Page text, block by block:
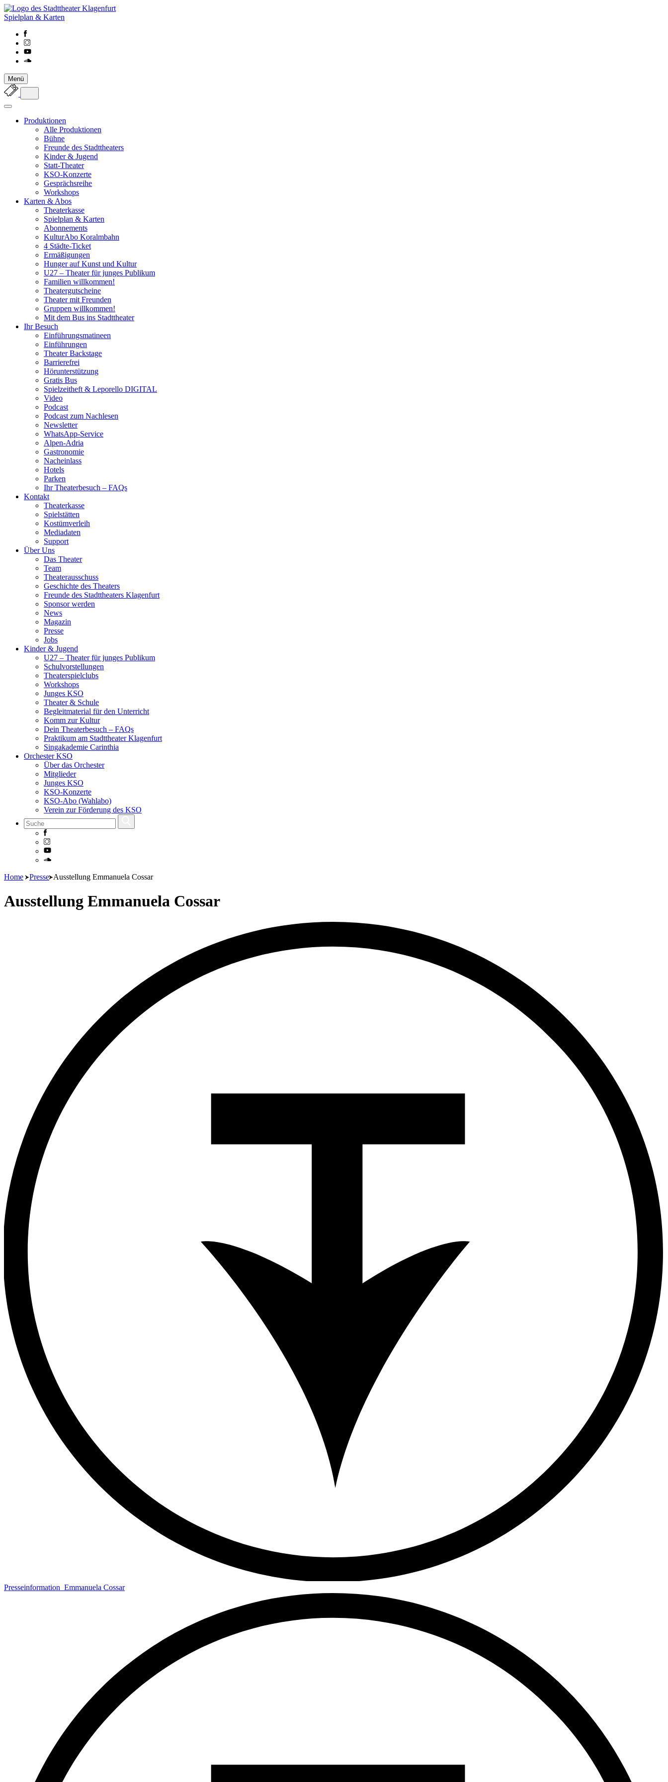
Spielplan & Karten
Menü
Produktionen
Alle Produktionen
Bühne
Freunde des Stadttheaters
Kinder & Jugend
Statt-Theater
KSO-Konzerte
Gesprächsreihe
Workshops
Karten & Abos
Theaterkasse
Spielplan & Karten
Abonnements
KulturAbo Koralmbahn
4 Städte-Ticket
Ermäßigungen
Hunger auf Kunst und Kultur
U27 – Theater für junges Publikum
Familien willkommen!
Theatergutscheine
Theater mit Freunden
Gruppen willkommen!
Mit dem Bus ins Stadttheater
Ihr Besuch
Einführungsmatineen
Einführungen
Theater Backstage
Barrierefrei
Hörunterstützung
Gratis Bus
Spielzeitheft & Leporello DIGITAL
Video
Podcast
Podcast zum Nachlesen
Newsletter
WhatsApp-Service
Alpen-Adria
Gastronomie
Nacheinlass
Hotels
Parken
Ihr Theaterbesuch – FAQs
Kontakt
Theaterkasse
Spielstätten
Kostümverleih
Mediadaten
Support
Über Uns
Das Theater
Team
Theaterausschuss
Geschichte des Theaters
Freunde des Stadttheaters Klagenfurt
Sponsor werden
News
Magazin
Presse
Jobs
Kinder & Jugend
U27 – Theater für junges Publikum
Schulvorstellungen
Theaterspielclubs
Workshops
Junges KSO
Theater & Schule
Begleitmaterial für den Unterricht
Komm zur Kultur
Dein Theaterbesuch – FAQs
Praktikum am Stadttheater Klagenfurt
Singakademie Carinthia
Orchester KSO
Über das Orchester
Mitglieder
Junges KSO
KSO-Konzerte
KSO-Abo (Wahlabo)
Verein zur Förderung des KSO
Skip
content
Home Presse Ausstellung Emmanuela Cossar
Ausstellung Emmanuela Cossar
Presseinformation_Emmanuela Cossar